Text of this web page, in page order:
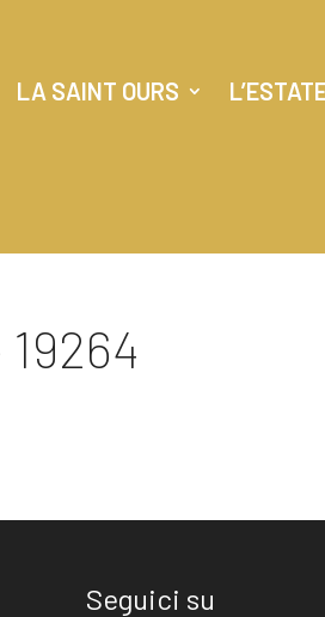
LA SAINT OURS
Seguici su